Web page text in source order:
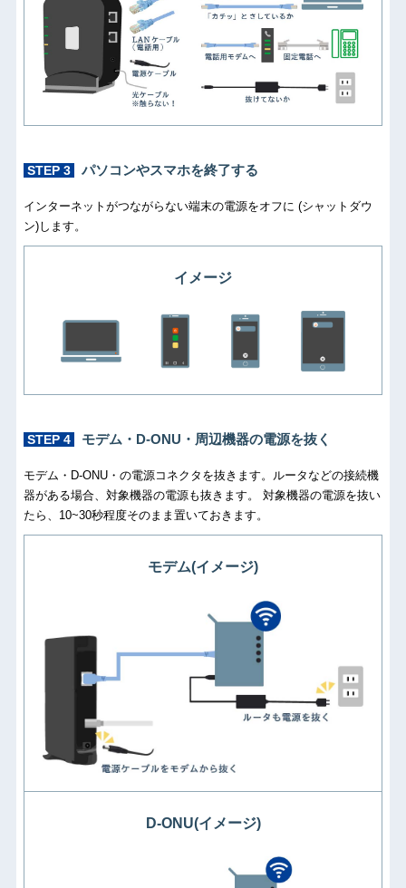
STEP 3 パソコンやスマホを終了する
インターネットがつながらない端末の電源をオフに (シャットダウ
ン)します。
イメージ
STEP 4 モデム・D-ONU・周辺機器の電源を抜く
モデム・D-ONU・の電源コネクタを抜きます。ルータなどの接続機
器がある場合、対象機器の電源も抜きます。 対象機器の電源を抜い
たら、10~30秒程度そのまま置いておきます。
モデム(イメージ)
D-ONU(イメージ)